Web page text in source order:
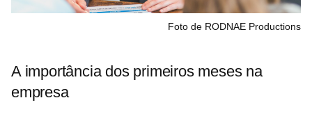
Foto de RODNAE Productions
A importância dos primeiros meses na
empresa